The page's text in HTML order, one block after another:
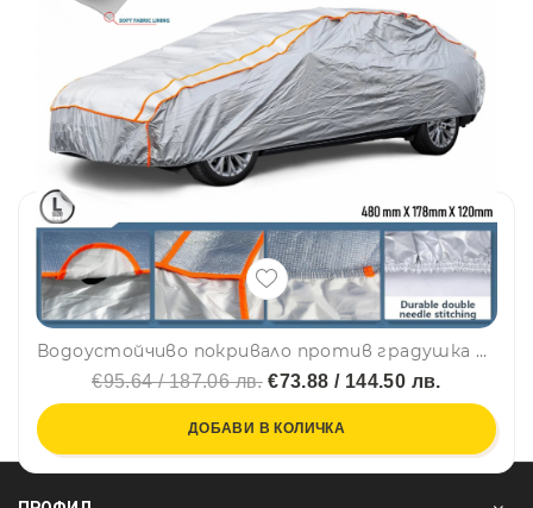
Водоустойчиво покривало против градушка с алуминиево покритие за автомобил размер L - 4.8m x 1.78m x 1.2m
€95.64 / 187.06 лв.€73.88 / 144.50 лв.
ДОБАВИ В КОЛИЧКА